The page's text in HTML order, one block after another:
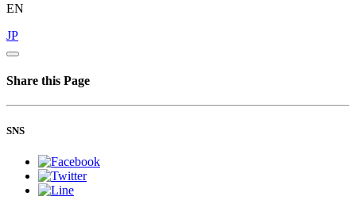
EN
JP
Share this Page
SNS